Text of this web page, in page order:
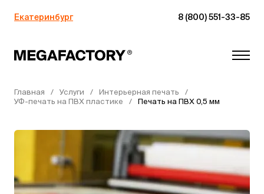
Екатеринбург 8 (800) 551-33-85
Главная Услуги
Интерьерная печать
УФ-печать на ПВХ пластике
Печать на ПВХ 0,5 мм